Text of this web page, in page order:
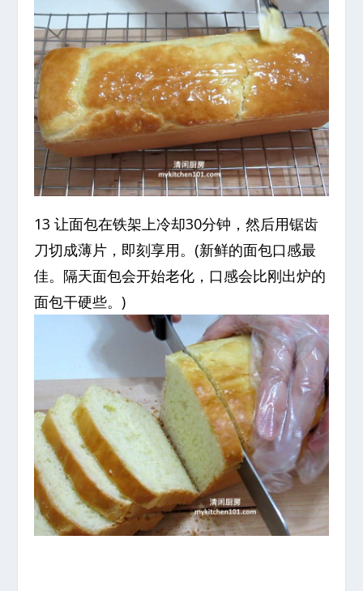
13 让面包在铁架上冷却30分钟，然后用锯齿
刀切成薄片，即刻享用。(新鲜的面包口感最
佳。隔天面包会开始老化，口感会比刚出炉的
面包干硬些。)